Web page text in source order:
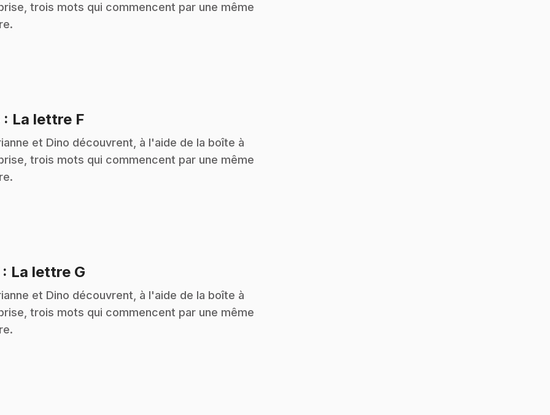
trois mots qui commencent par une même
: La lettre F
et Dino découvrent, à l'aide de la boîte à
trois mots qui commencent par une même
: La lettre G
et Dino découvrent, à l'aide de la boîte à
trois mots qui commencent par une même